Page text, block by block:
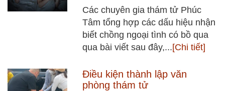
Các chuyên gia thám tử Phúc
Tâm tổng hợp các dấu hiệu nhận
biết chồng ngoại tình có bồ qua
qua bài viết sau đây,...[Chi tiết]
Điều kiện thành lập văn
phòng thám tử